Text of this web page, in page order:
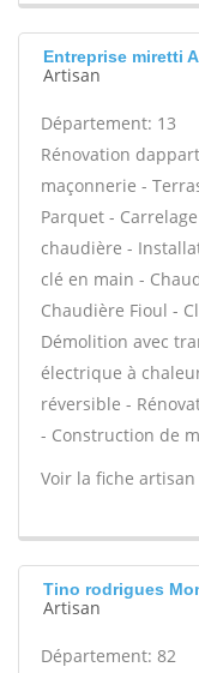
Entreprise miretti
Artisan
Département: 13
Rénovation
maçonnerie -
Parquet -
chaudière -
clé en main -
Chaudière Fioul -
Démolition avec
électrique à
réversible -
- Construction de
Voir la fiche artisan
Tino rodrigues
Artisan
Département: 82